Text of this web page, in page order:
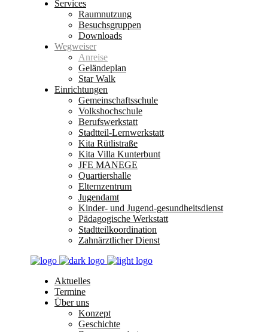
Services
Raumnutzung
Besuchsgruppen
Downloads
Wegweiser
Anreise
Geländeplan
Star Walk
Einrichtungen
Gemeinschaftsschule
Volkshochschule
Berufswerkstatt
Stadtteil-Lernwerkstatt
Kita Rütlistraße
Kita Villa Kunterbunt
JFE MANEGE
Quartiershalle
Elternzentrum
Jugendamt
Kinder- und Jugend-gesundheitsdienst
Pädagogische Werkstatt
Stadtteilkoordination
Zahnärztlicher Dienst
Aktuelles
Termine
Über uns
Konzept
Geschichte